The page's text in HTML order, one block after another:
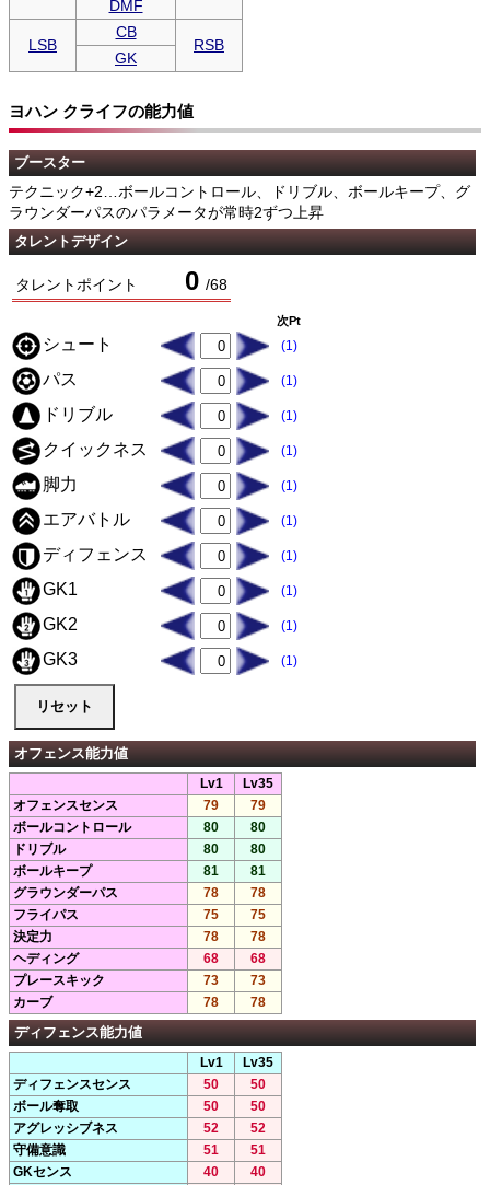
DMF
LSB
CB
RSB
GK
ヨハン クライフの能力値
ブースター
テクニック+2…ボールコントロール、ドリブル、ボールキープ、グ
ラウンダーパスのパラメータが常時2ずつ上昇
タレントデザイン
タレントポイント 0 /68
次Pt
シュート (1)
パス (1)
ドリブル (1)
クイックネス (1)
脚力 (1)
エアバトル (1)
ディフェンス (1)
GK1 (1)
GK2 (1)
GK3 (1)
オフェンス能力値
Lv1
Lv35
オフェンスセンス
79
79
ボールコントロール
80
80
ドリブル
80
80
ボールキープ
81
81
グラウンダーパス
78
78
フライパス
75
75
決定力
78
78
ヘディング
68
68
プレースキック
73
73
カーブ
78 78
ディフェンス能力値
Lv1
Lv35
ディフェンスセンス
50
50
ボール奪取
50
50
アグレッシブネス
52
52
守備意識
51
51
GKセンス
40 40